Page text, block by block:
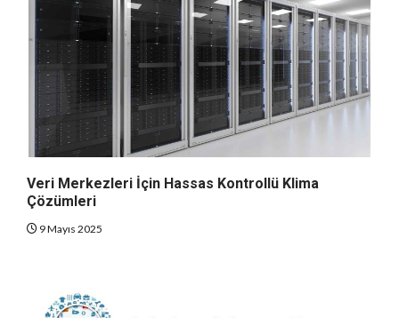
Veri Merkezleri İçin Hassas Kontrollü Klima
Çözümleri
9 Mayıs 2025